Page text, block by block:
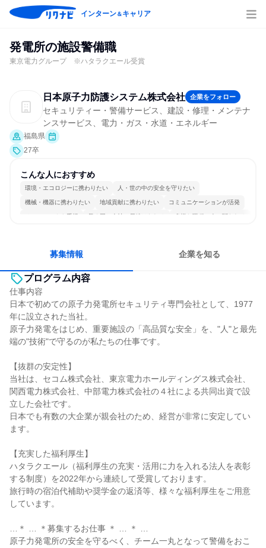
インターン＆キャリア
発電所の施設警備職
東京電力グループ ※ハタラクエール受賞
日本原子力防護システム株式会社 企業をフォロー
セキュリティー・警備サービス、建設・修理・メンテナ
ンスサービス、電力・ガス・水道・エネルギー
福島県
27卒
こんな人におすすめ
環境・エコロジーに携わりたい 人・世の中の安全を守りたい
機械・機器に携わりたい 地域貢献に携わりたい コミュニケーションが活発
チームワークを重視 長く同じ会社に居続けられる 多様な職種の人と関われる
募集情報 企業を知る
プログラム内容
仕事内容
日本で初めての原子力発電所セキュリティ専門会社として、1977
年に設立された当社。
原子力発電をはじめ、重要施設の「高品質な安全」を、"人"と最先
端の"技術"で守るのが私たちの仕事です。
【抜群の安定性】
当社は、セコム株式会社、東京電力ホールディングス株式会社、
関西電力株式会社、中部電力株式会社の４社による共同出資で設
立した会社です。
日本でも有数の大企業が親会社のため、経営が非常に安定してい
ます。
【充実した福利厚生】
ハタラクエール（福利厚生の充実・活用に力を入れる法人を表彰
する制度）を2022年から連続して受賞しております。
旅行時の宿泊代補助や奨学金の返済等、様々な福利厚生をご用意
しています。
…＊ … ＊募集するお仕事 ＊ … ＊ …
原子力発電所の安全を守るべく、チーム一丸となって警備をおこ